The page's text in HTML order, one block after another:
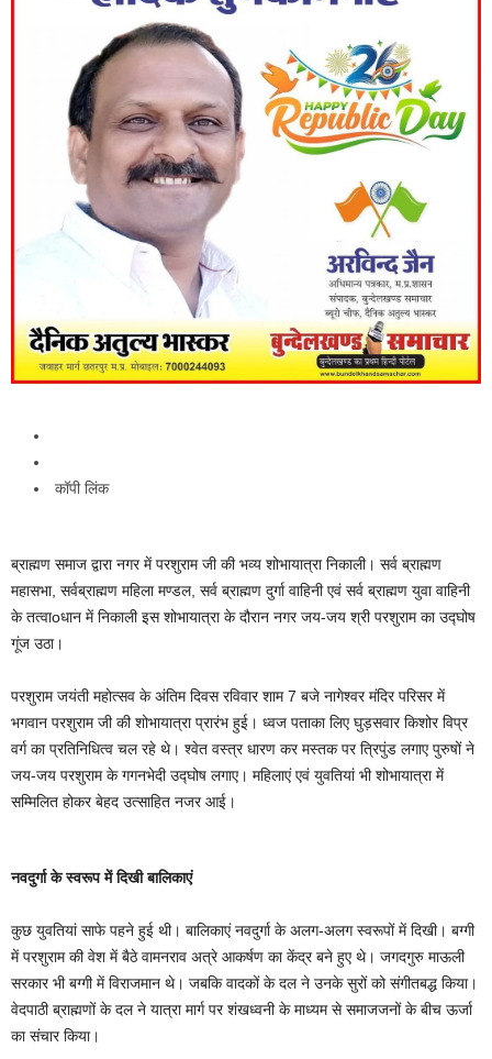
कॉपी लिंक
ब्राह्मण समाज द्वारा नगर में परशुराम जी की भव्य शोभायात्रा निकाली। सर्व ब्राह्मण
महासभा, सर्वब्राह्मण महिला मण्डल, सर्व ब्राह्मण दुर्गा वाहिनी एवं सर्व ब्राह्मण युवा वाहिनी
के तत्वाoधान में निकाली इस शोभायात्रा के दौरान नगर जय-जय श्री परशुराम का उद्घोष
गूंज उठा।
परशुराम जयंती महोत्सव के अंतिम दिवस रविवार शाम 7 बजे नागेश्वर मंदिर परिसर में
भगवान परशुराम जी की शोभायात्रा प्रारंभ हुई। ध्वज पताका लिए घुड़सवार किशोर विप्र
वर्ग का प्रतिनिधित्व चल रहे थे। श्वेत वस्त्र धारण कर मस्तक पर त्रिपुंड लगाए पुरुषों ने
जय-जय परशुराम के गगनभेदी उद्घोष लगाए। महिलाएं एवं युवतियां भी शोभायात्रा में
सम्मिलित होकर बेहद उत्साहित नजर आई।
नवदुर्गा के स्वरूप में दिखी बालिकाएं
कुछ युवतियां साफे पहने हुई थी। बालिकाएं नवदुर्गा के अलग-अलग स्वरूपों में दिखी। बग्गी
में परशुराम की वेश में बैठे वामनराव अत्रे आकर्षण का केंद्र बने हुए थे। जगदगुरु माऊली
सरकार भी बग्गी में विराजमान थे। जबकि वादकों के दल ने उनके सुरों को संगीतबद्ध किया।
वेदपाठी ब्राह्मणों के दल ने यात्रा मार्ग पर शंखध्वनी के माध्यम से समाजजनों के बीच ऊर्जा
का संचार किया।